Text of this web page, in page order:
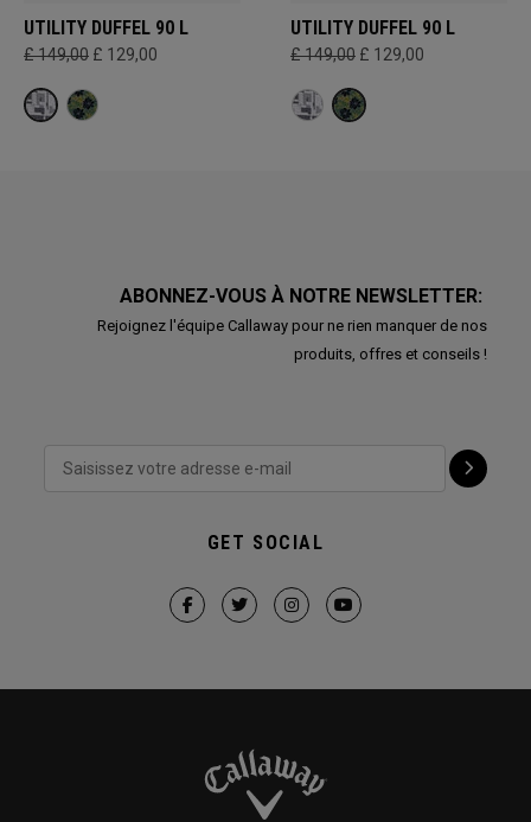
UTILITY DUFFEL 90 L
£ 149,00 £ 129,00
UTILITY DUFFEL 90 L
£ 149,00 £ 129,00
ABONNEZ-VOUS À NOTRE NEWSLETTER:
Rejoignez l'équipe Callaway pour ne rien manquer de nos
produits, offres et conseils !
GET SOCIAL